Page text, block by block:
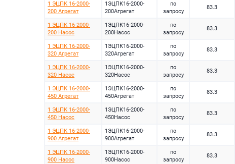
1 ЭЦПК 16-2000-
200 Агрегат
1ЭЦПК16-2000-
200Агрегат
по
запросу
83.3
1 ЭЦПК 16-2000-
200 Насос
1ЭЦПК16-2000-
200Насос
по
запросу
83.3
1 ЭЦПК 16-2000-
320 Агрегат
1ЭЦПК16-2000-
320Агрегат
по
запросу
83.3
1 ЭЦПК 16-2000-
320 Насос
1ЭЦПК16-2000-
320Насос
по
запросу
83.3
1 ЭЦПК 16-2000-
450 Агрегат
1ЭЦПК16-2000-
450Агрегат
по
запросу
83.3
1 ЭЦПК 16-2000-
450 Насос
1ЭЦПК16-2000-
450Насос
по
запросу
83.3
1 ЭЦПК 16-2000-
900 Агрегат
1ЭЦПК16-2000-
900Агрегат
по
запросу
83.3
1 ЭЦПК 16-2000-
900 Насос
1ЭЦПК16-2000-
900Насос
по
запросу
83.3